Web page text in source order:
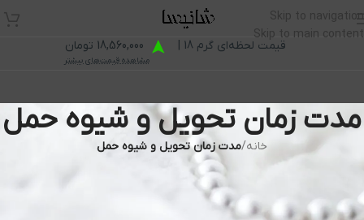
Skip to navigation
Skip to main content
قیمت لحظه‌ای گرم 18 | 18,560,000 تومان
مشاهده قیمت‌های بیشتر
مدت زمان تحويل و شیوه حمل
خانه/مدت زمان تحويل و شیوه حمل
مدت زمان تحويل برای تهران
مدت زمان تحويل برای کالاهای موجود